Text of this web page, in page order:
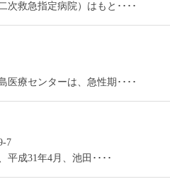
次救急指定病院）はもと････
医療センターは、急性期････
7
平成31年4月、池田････